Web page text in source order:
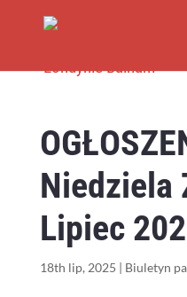
Niedziela
Lipiec
18th lip, 2025 | Biuletyn